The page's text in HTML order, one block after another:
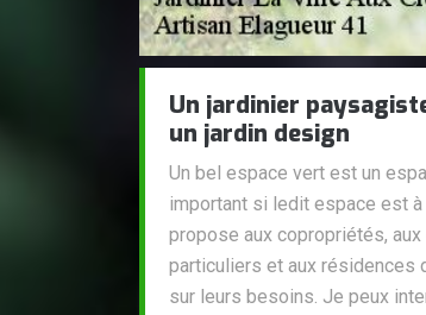
Un jardinier
un jardin design
Un bel espace vert est un
important si ledit espace est à
propose aux copropriétés,
particuliers et aux résidences
sur leurs besoins. Je peux